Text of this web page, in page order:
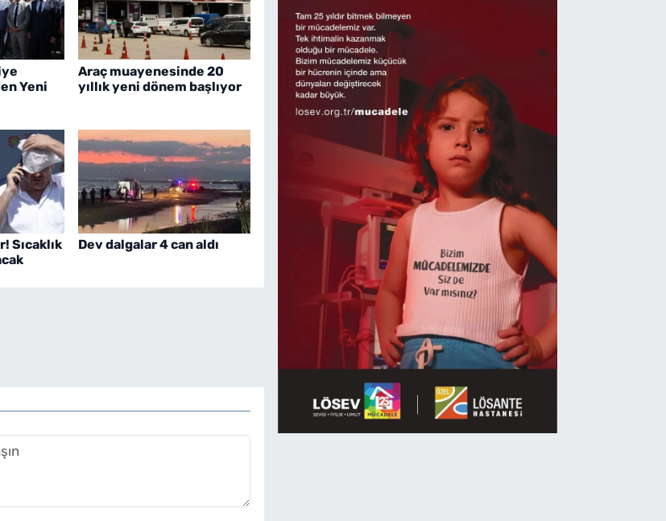
Yeni
Araç muayenesinde 20
yıllık yeni dönem başlıyor
Sıcaklık
Dev dalgalar 4 can aldı